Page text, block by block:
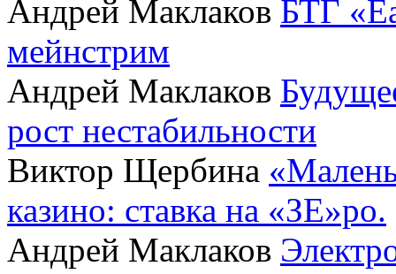
Андрей Маклаков БТГ
мейнстрим
Андрей Маклаков
рост нестабильности
Виктор Щербина
казино: ставка на «ЗЕ»ро.
Андрей Маклаков